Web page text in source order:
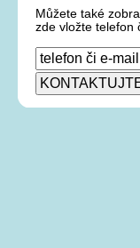
Můžete také
zde vložte telefon